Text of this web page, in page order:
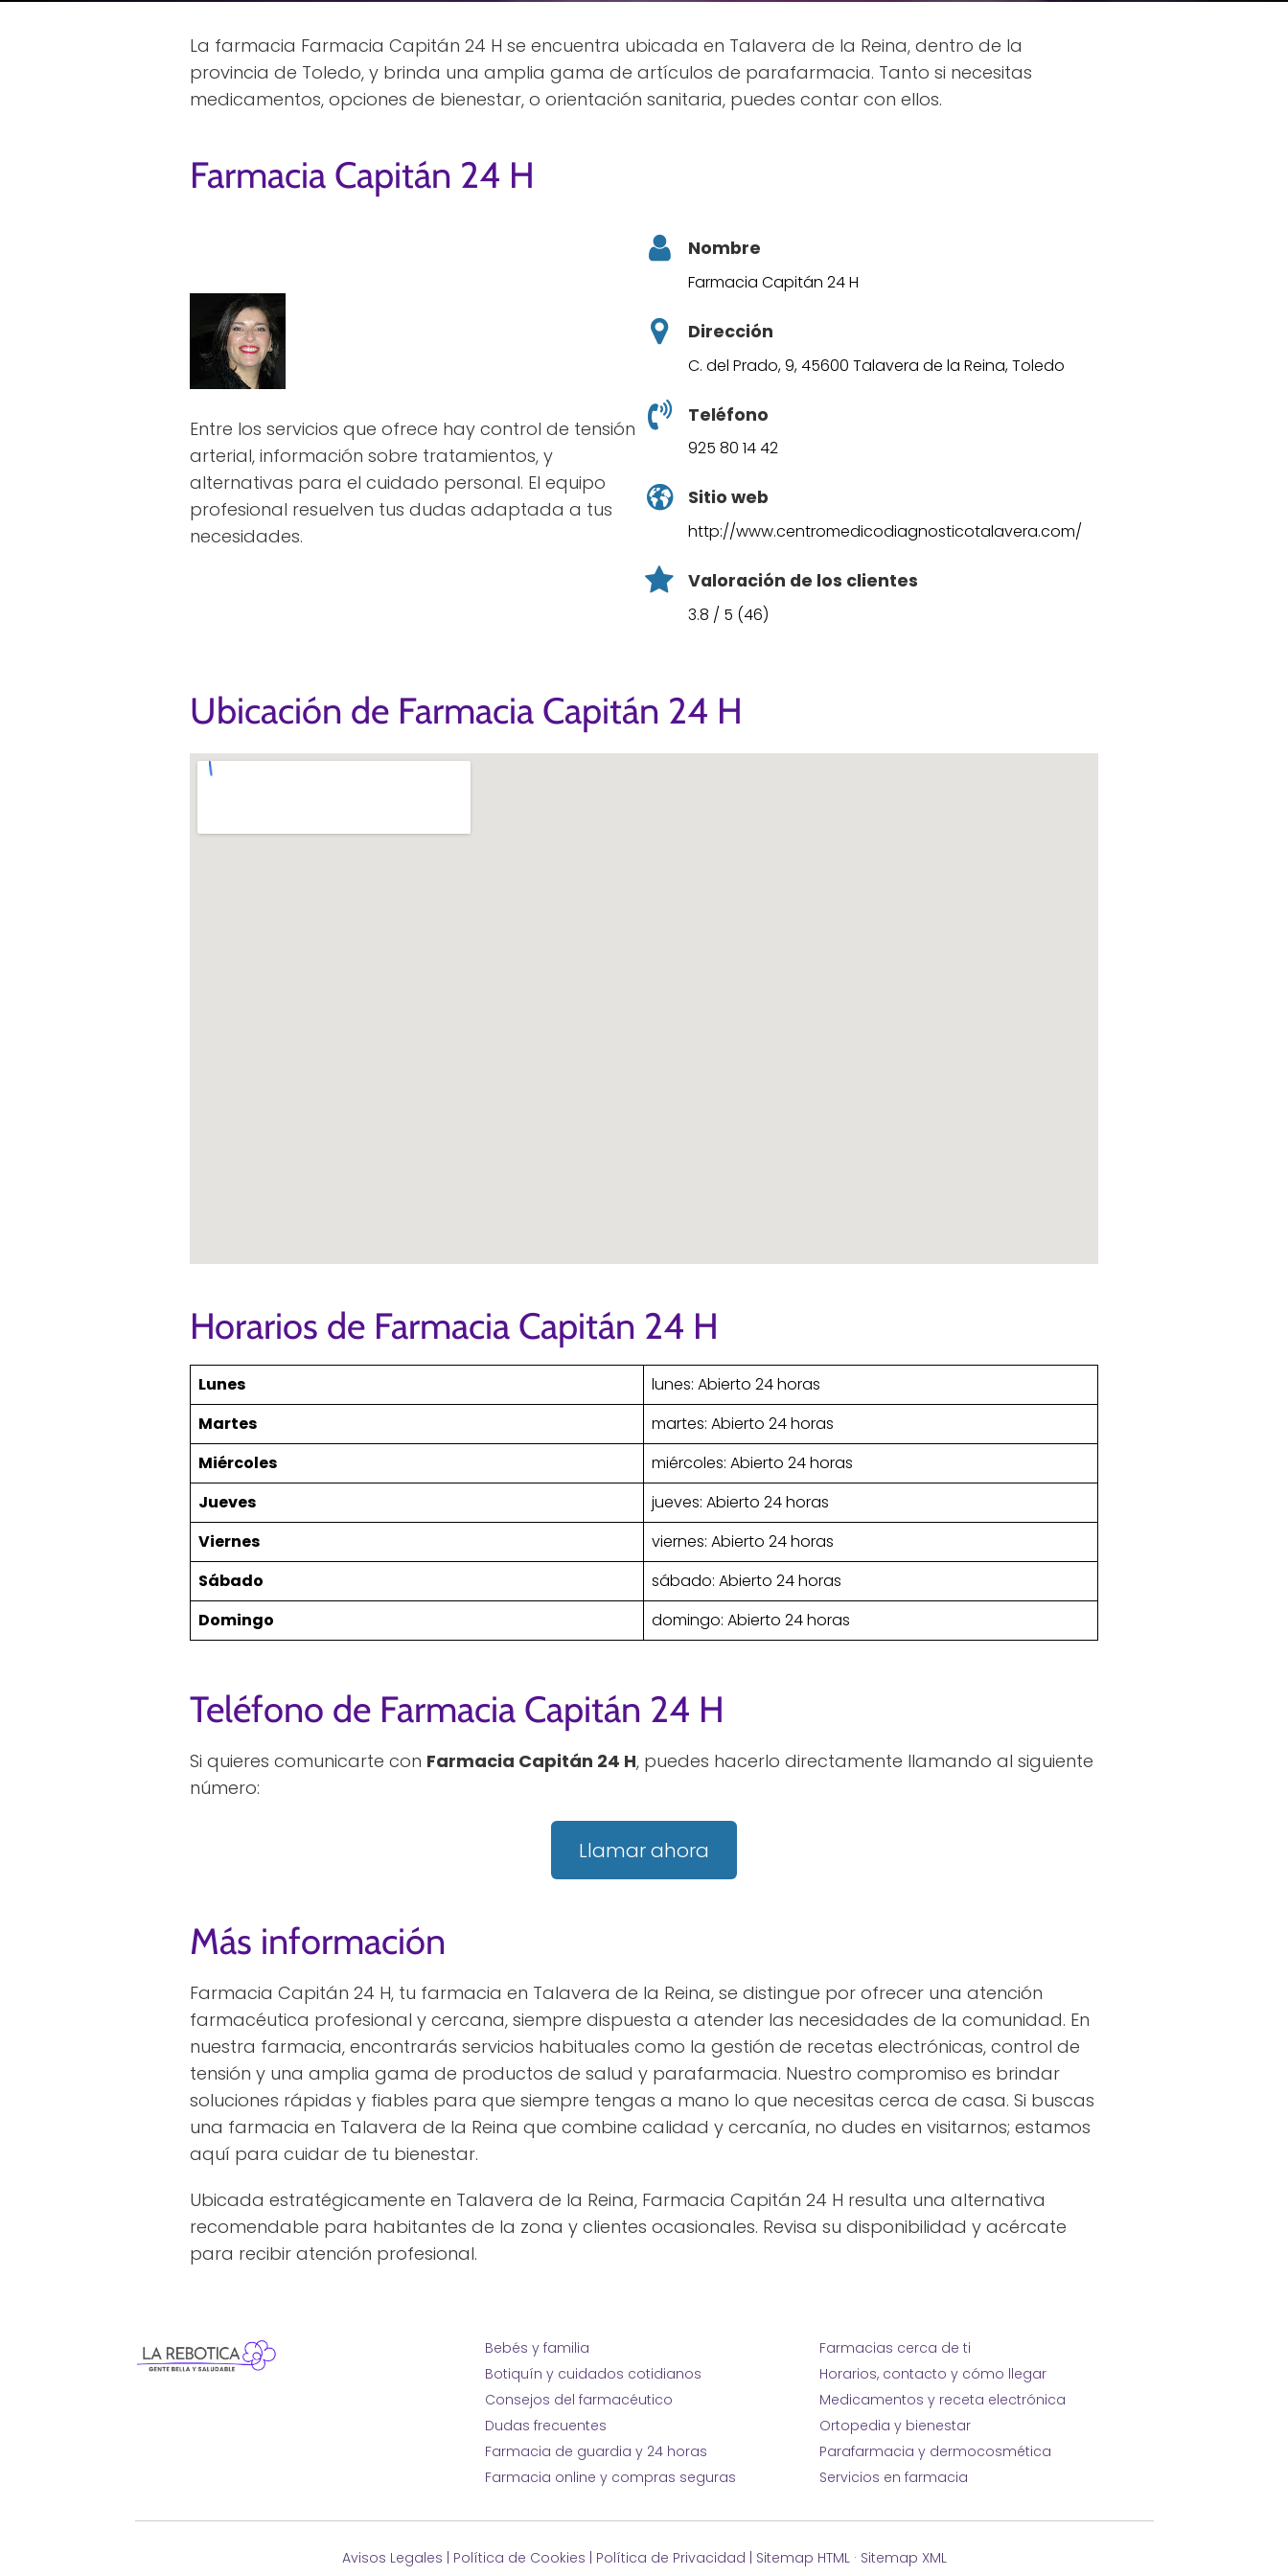
La farmacia Farmacia Capitán 24 H se encuentra ubicada en Talavera de la Reina, dentro de la
provincia de Toledo, y brinda una amplia gama de artículos de parafarmacia. Tanto si necesitas
medicamentos, opciones de bienestar, o orientación sanitaria, puedes contar con ellos.
Farmacia Capitán 24 H
Entre los servicios que ofrece hay control de tensión
arterial, información sobre tratamientos, y
alternativas para el cuidado personal. El equipo
profesional resuelven tus dudas adaptada a tus
necesidades.
Nombre
Farmacia Capitán 24 H
Dirección
C. del Prado, 9, 45600 Talavera de la Reina, Toledo
Teléfono
925 80 14 42
Sitio web
http://www.centromedicodiagnosticotalavera.com/
Valoración de los clientes
3.8 / 5 (46)
Ubicación de Farmacia Capitán 24 H
Horarios de Farmacia Capitán 24 H
Lunes
lunes: Abierto 24 horas
Martes
martes: Abierto 24 horas
Miércoles
miércoles: Abierto 24 horas
Jueves
jueves: Abierto 24 horas
Viernes
viernes: Abierto 24 horas
Sábado
sábado: Abierto 24 horas
Domingo
domingo: Abierto 24 horas
Teléfono de Farmacia Capitán 24 H
Si quieres comunicarte con Farmacia Capitán 24 H, puedes hacerlo directamente llamando al siguiente
número:
Llamar ahora
Más información
Farmacia Capitán 24 H, tu farmacia en Talavera de la Reina, se distingue por ofrecer una atención
farmacéutica profesional y cercana, siempre dispuesta a atender las necesidades de la comunidad. En
nuestra farmacia, encontrarás servicios habituales como la gestión de recetas electrónicas, control de
tensión y una amplia gama de productos de salud y parafarmacia. Nuestro compromiso es brindar
soluciones rápidas y fiables para que siempre tengas a mano lo que necesitas cerca de casa. Si buscas
una farmacia en Talavera de la Reina que combine calidad y cercanía, no dudes en visitarnos; estamos
aquí para cuidar de tu bienestar.
Ubicada estratégicamente en Talavera de la Reina, Farmacia Capitán 24 H resulta una alternativa
recomendable para habitantes de la zona y clientes ocasionales. Revisa su disponibilidad y acércate
para recibir atención profesional.
Bebés y familia
Botiquín y cuidados cotidianos
Consejos del farmacéutico
Dudas frecuentes
Farmacia de guardia y 24 horas
Farmacia online y compras seguras
Farmacias cerca de ti
Horarios, contacto y cómo llegar
Medicamentos y receta electrónica
Ortopedia y bienestar
Parafarmacia y dermocosmética
Servicios en farmacia
Avisos Legales | Política de Cookies | Política de Privacidad | Sitemap HTML· Sitemap XML